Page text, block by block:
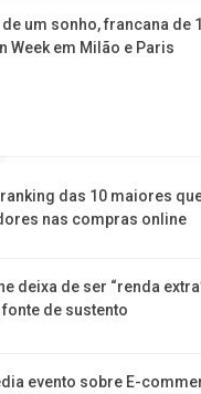
de um sonho, francana de
Week em Milão e Paris
das 10 maiores
nas compras online
deixa de ser “renda
de sustento
evento sobre E-